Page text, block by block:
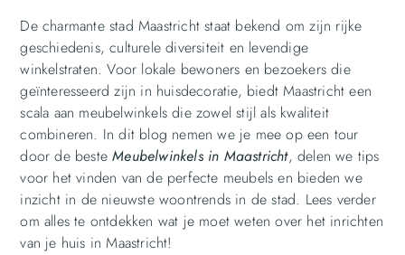
De charmante stad Maastricht staat bekend om zijn rijke
geschiedenis, culturele diversiteit en levendige
winkelstraten. Voor lokale bewoners en bezoekers die
geïnteresseerd zijn in huisdecoratie, biedt Maastricht een
scala aan meubelwinkels die zowel stijl als kwaliteit
combineren. In dit blog nemen we je mee op een tour
door de besteMeubelwinkels in Maastricht, delen we tips
voor het vinden van de perfecte meubels en bieden we
inzicht in de nieuwste woontrends in de stad. Lees verder
om alles te ontdekken wat je moet weten over het inrichten
van je huis in Maastricht!